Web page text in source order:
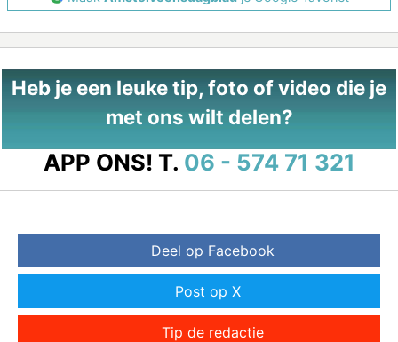
Heb je een leuke tip, foto of video die je
met ons wilt delen?
APP ONS! T. 06 - 574 71 321
Deel op Facebook
Post op X
Tip de redactie